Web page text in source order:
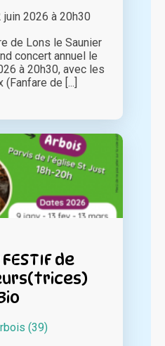
2026 à 20h30
de Lons le Saunier
concert annuel le
à 20h30, avec les
de [...]
de
(39)